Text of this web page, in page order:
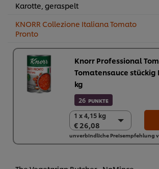
Karotte, geraspelt
KNORR Collezione Italiana Tomato
Pronto
Knorr Professional
Tomatensauce stückig
kg
26 PUNKTE
1 x 4,15 kg
€ 26,08
1 x 4,15 kg
€ 26,08
3 x 4,15 kg
unverbindliche Preisempfehlung